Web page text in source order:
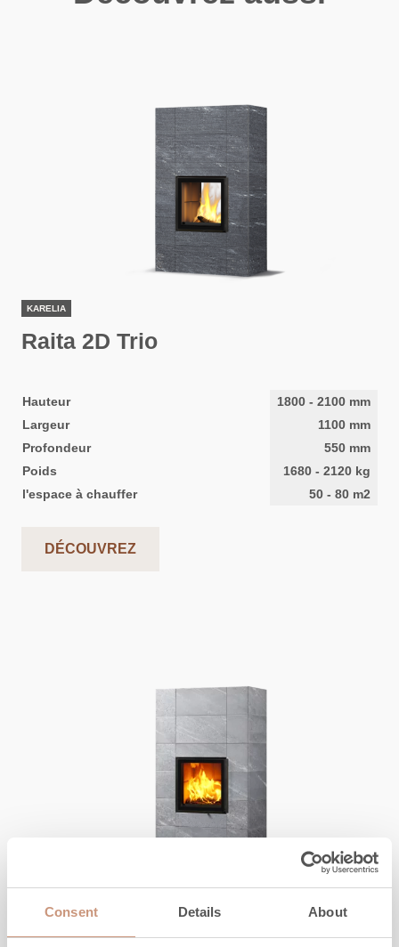
Consent Details About
KARELIA
Raita 2D Trio
Hauteur 1800 - 2100 mm
Largeur
1100 mm
Profondeur
550 mm
Poids
1680 - 2120 kg
l'espace à chauffer
50 - 80 m2
DÉCOUVREZ
KARELIA
Raita Trio